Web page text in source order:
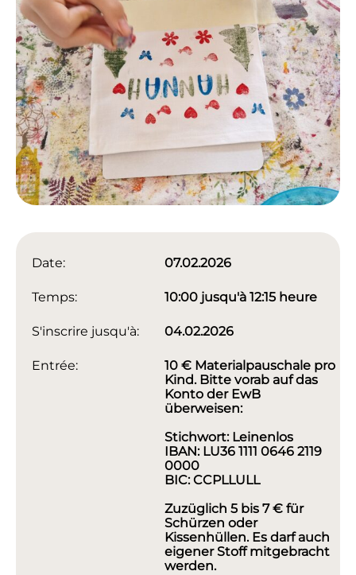
Date: 07.02.2026
Temps: 10:00 jusqu'à 12:15 heure
S'inscrire jusqu'à: 04.02.2026
Entrée:
10 € Materialpauschale pro
Kind. Bitte vorab auf das
Konto der EwB
überweisen:
Stichwort: Leinenlos
IBAN: LU36 1111 0646 2119
0000
BIC: CCPLLULL
Zuzüglich 5 bis 7 € für
Schürzen oder
Kissenhüllen. Es darf auch
eigener Stoff mitgebracht
werden.